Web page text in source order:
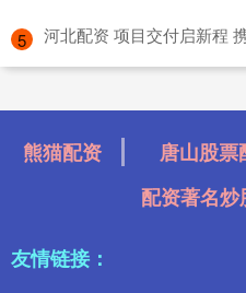
5 河北配资 项目交付启新程
熊猫配资 唐山股票
配资著名
友情链接：